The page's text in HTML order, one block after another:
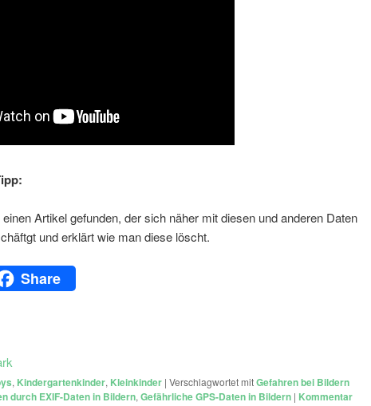
Artikel gefunden, der sich näher mit diesen und anderen Daten
und erklärt wie man diese löscht.
Share
, Kindergartenkinder, Kleinkinder | Verschlagwortet mitGefahren bei Bildern
durch EXIF-Daten in Bildern, Gefährliche GPS-Daten in Bildern | Kommentar